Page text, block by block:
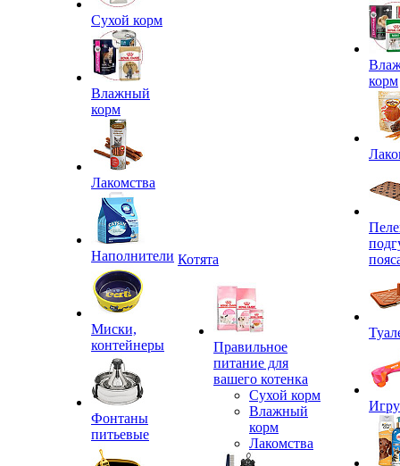
Сухой корм
Влажный
корм
Лакомства
Наполнители
Миски,
контейнеры
Фонтаны
питьевые
Котята
Правильное
питание для
вашего котенка
Сухой корм
Влажный
корм
Лакомства
корм